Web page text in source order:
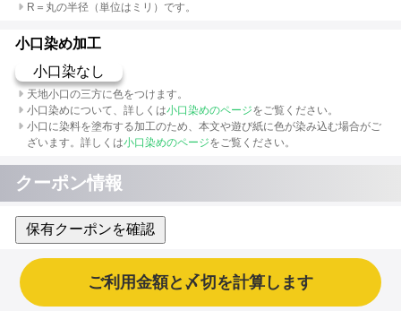
R＝丸の半径（単位はミリ）です。
小口染め加工
小口染なし
天地小口の三方に色をつけます。
小口染めについて、詳しくは小口染めのページをご覧ください。
小口に染料を塗布する加工のため、本文や遊び紙に色が染み込む場合がご
ざいます。詳しくは小口染めのページをご覧ください。
クーポン情報
保有クーポンを確認